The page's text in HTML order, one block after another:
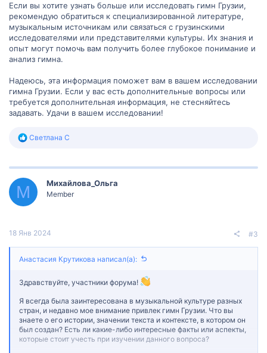
Если вы хотите узнать больше или исследовать гимн Грузии,
рекомендую обратиться к специализированной литературе,
музыкальным источникам или связаться с грузинскими
исследователями или представителями культуры. Их знания и
опыт могут помочь вам получить более глубокое понимание и
анализ гимна.
Надеюсь, эта информация поможет вам в вашем исследовании
гимна Грузии. Если у вас есть дополнительные вопросы или
требуется дополнительная информация, не стесняйтесь
задавать. Удачи в вашем исследовании!
Р
к
и
:
Светлана С
М Михайлова_Ольга
Member
18 Янв 2024 #3
Анастасия Крутикова написал(а):
Здравствуйте, участники форума!
Я всегда была заинтересована в музыкальной культуре разных
стран, и недавно мое внимание привлек гимн Грузии. Что вы
знаете о его истории, значении текста и контексте, в котором он
был создан? Есть ли какие-либо интересные факты или аспекты,
которые стоит учесть при изучении данного вопроса?